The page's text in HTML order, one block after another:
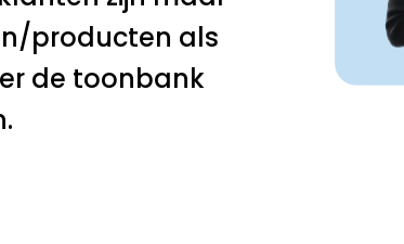
producten als
de toonbank